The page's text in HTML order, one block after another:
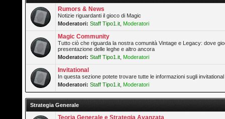
Rumors & News
Notizie riguardanti il gioco di Magic
Moderatori: Staff Tipo1.it Moderatori
Magic Community
Tutto ciò che riguarda la nostra comunità Vintage e Legacy: dove
presentazione delle leghe e altro ancora
Moderatori: Staff Tipo1.it Moderatori
Invitational
In questa sezione potete trovare tutte le informazioni sugli
Moderatori: Staff Tipo1.it Moderatori
Strategia Generale
Teoria Generale e Strategia Avanzata